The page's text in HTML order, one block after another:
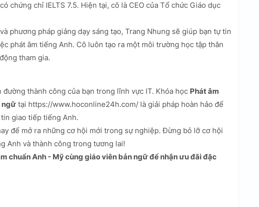
chứng chỉ IELTS 7.5. Hiện tại, cô là CEO của Tổ chức Giáo dục
phương pháp giảng dạy sáng tạo, Trang Nhung sẽ giúp bạn tự tin
phát âm tiếng Anh. Cô luôn tạo ra một môi trường học tập thân
tham gia.
thành công của bạn trong lĩnh vực IT. Khóa học Phát âm
ngữ tại https://www.hoconline24h.com/ là giải pháp hoàn hảo để
giao tiếp tiếng Anh.
để mở ra những cơ hội mới trong sự nghiệp. Đừng bỏ lỡ cơ hội
Anh và thành công trong tương lai!
chuẩn Anh - Mỹ cùng giáo viên bản ngữ để nhận ưu đãi đặc